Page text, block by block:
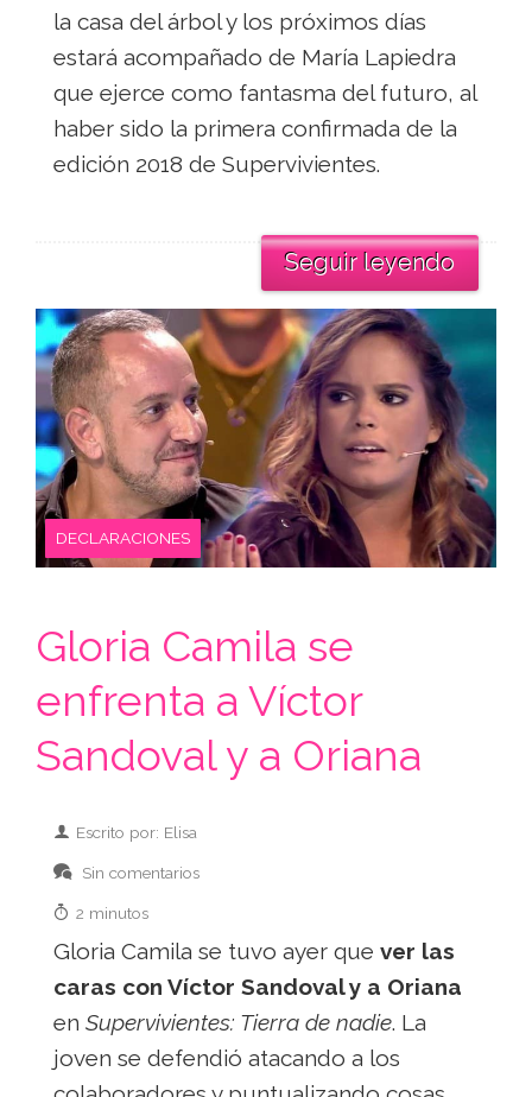
la casa del árbol y los próximos días
estará acompañado de María Lapiedra
que ejerce como fantasma del futuro, al
haber sido la primera confirmada de la
edición 2018 de Supervivientes.
Seguir leyendo
DECLARACIONES
Gloria Camila se
enfrenta a Víctor
Sandoval y a Oriana
Escrito por: Elisa
Sin comentarios
2 minutos
Gloria Camila se tuvo ayer que ver las
caras con Víctor Sandoval y a Oriana
en Supervivientes: Tierra de nadie. La
joven se defendió atacando a los